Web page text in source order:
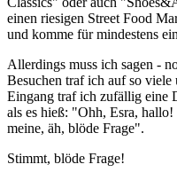
einen riesigen Street Food
und komme für mindestens
Allerdings muss ich sagen -
Besuchen traf ich auf so
Eingang traf ich zufällig eine
als es hieß: "Ohh, Esra,
meine, äh, blöde Frage".
Stimmt, blöde Frage!